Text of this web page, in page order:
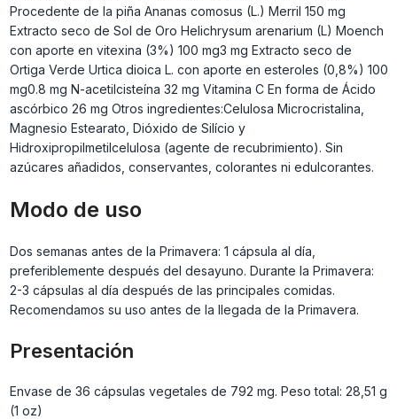
Procedente de la piña Ananas comosus (L.) Merril 150 mg
Extracto seco de Sol de Oro Helichrysum arenarium (L) Moench
con aporte en vitexina (3%) 100 mg3 mg Extracto seco de
Ortiga Verde Urtica dioica L. con aporte en esteroles (0,8%) 100
mg0.8 mg N-acetilcisteína 32 mg Vitamina C En forma de Ácido
ascórbico 26 mg Otros ingredientes:Celulosa Microcristalina,
Magnesio Estearato, Dióxido de Silício y
Hidroxipropilmetilcelulosa (agente de recubrimiento). Sin
azúcares añadidos, conservantes, colorantes ni edulcorantes.
Modo de uso
Dos semanas antes de la Primavera: 1 cápsula al día,
preferiblemente después del desayuno. Durante la Primavera:
2-3 cápsulas al día después de las principales comidas.
Recomendamos su uso antes de la llegada de la Primavera.
Presentación
Envase de 36 cápsulas vegetales de 792 mg. Peso total: 28,51 g
(1 oz)